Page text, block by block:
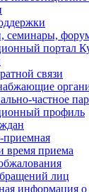
семинары,
портал
связи
частное
профиль
приемная
время приема
лиц
информация о